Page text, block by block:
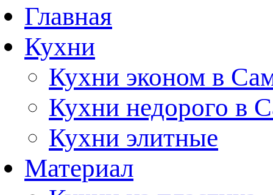
Главная
Кухни
Кухни эконом в
Кухни недорого в
Кухни элитные
Материал